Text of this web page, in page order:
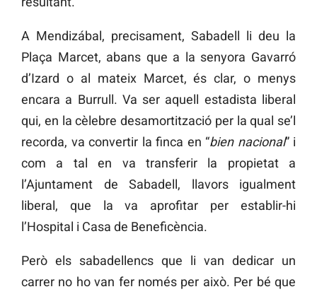
A Mendizábal, precisament, Sabadell li deu la
Plaça Marcet, abans que a la senyora Gavarró
d’Izard o al mateix Marcet, és clar, o menys
encara a Burrull. Va ser aquell estadista liberal
qui, en la cèlebre desamortització per la qual se’l
recorda, va convertir la finca en “bien nacional” i
com a tal en va transferir la propietat a
l’Ajuntament de Sabadell, llavors igualment
liberal, que la va aprofitar per establir-hi
l’Hospital i Casa de Beneficència.
Però els sabadellencs que li van dedicar un
carrer no ho van fer només per això. Per bé que